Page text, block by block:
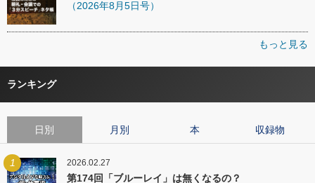
（2026年8月5日号）
もっと見る
ランキング
日別 月別 本 収録物
1 2026.02.27
第174回「ブルーレイ」は無くなるの？